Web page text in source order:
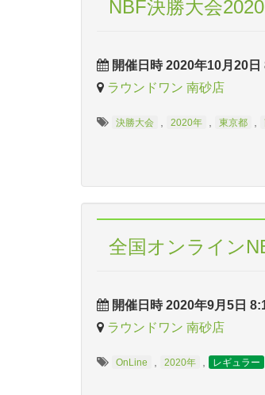
NBF決勝大会2020
開催日時 2020年10月20日
ラウンドワン 南砂店
決勝大会 2020年 東京都
全国オンライン
開催日時 2020年9月5日
ラウンドワン 南砂店
OnLine 2020年 レギュラー